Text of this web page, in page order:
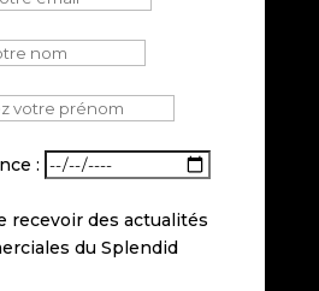
:
recevoir des actualités
du Splendid